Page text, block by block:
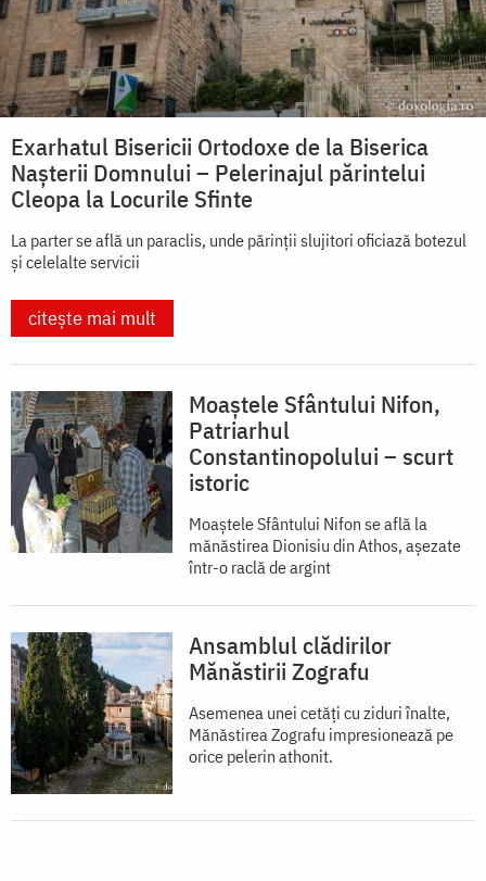
Exarhatul Bisericii Ortodoxe de la Biserica
Nașterii Domnului – Pelerinajul părintelui
Cleopa la Locurile Sfinte
La parter se află un paraclis, unde părinții slujitori oficiază botezul
și celelalte servicii
citește mai mult
Moaștele Sfântului Nifon,
Patriarhul
Constantinopolului – scurt
istoric
Moaștele Sfântului Nifon se află la
mănăstirea Dionisiu din Athos, aşezate
într-o raclă de argint
Ansamblul clădirilor
Mănăstirii Zografu
Asemenea unei cetăţi cu ziduri înalte,
Mănăstirea Zografu impresionează pe
orice pelerin athonit.